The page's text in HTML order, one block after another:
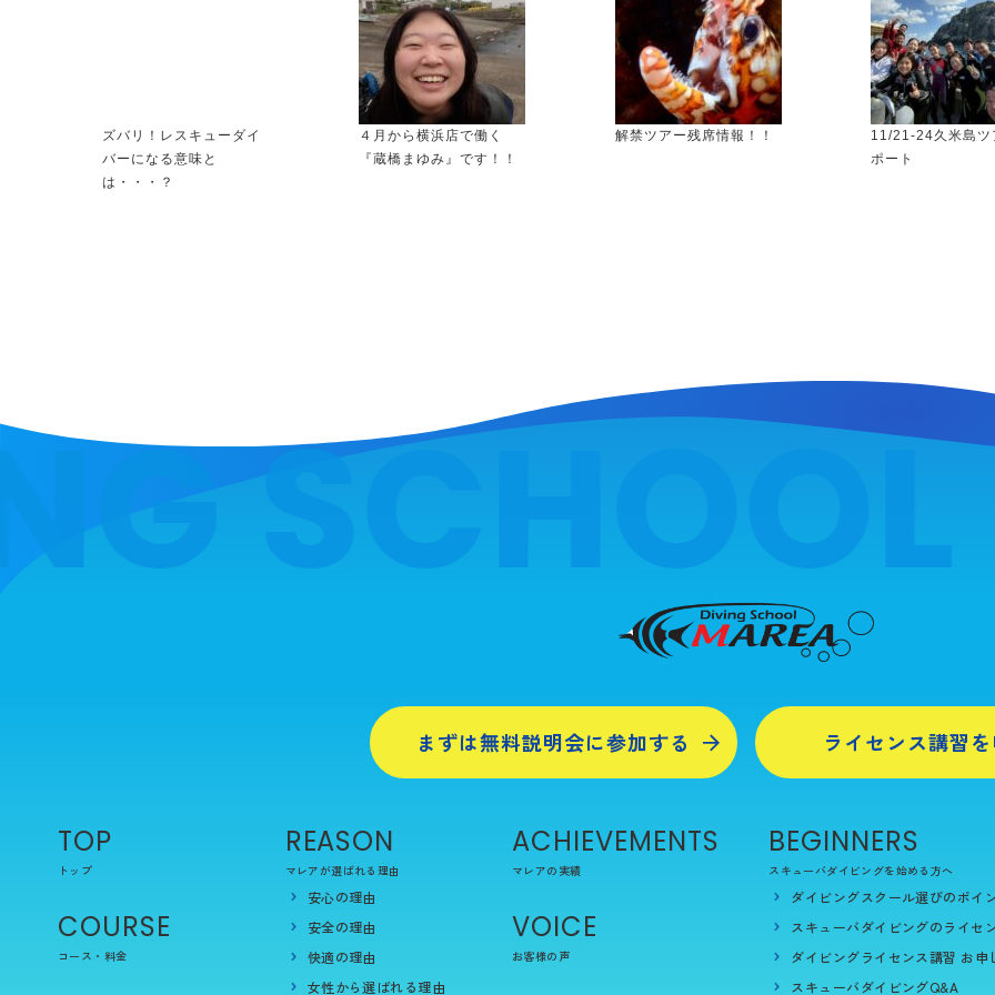
ズバリ！レスキューダイ
バーになる意味と
は・・・？
４月から横浜店で働く
『蔵橋まゆみ』です！！
解禁ツアー残席情報！！
11/21-24久米島ツ
ポート
SCHOOL
まずは無料説明会に参加する ライセンス講習
TOP
トップ
COURSE
コース・料金
REASON
マレアが選ばれる理由
安心の理由
安全の理由
快適の理由
女性から選ばれる理由
ACHIEVEMENTS
マレアの実績
VOICE
お客様の声
BEGINNERS
スキューバダイビングを始める方へ
ダイビングスクール選びのポイ
スキューバダイビングのライセ
ダイビングライセンス講習 お申
スキューバダイビングQ&A